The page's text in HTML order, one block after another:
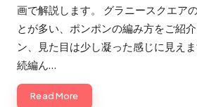
画で解説します。 グラニースクエア
とが多い、ポンポンの編み方をご紹
ン、見た目は少し凝った感じに見え
続編ん…
Read More